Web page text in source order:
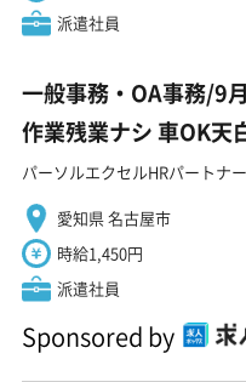
派遣社員
一般事務・OA事務/9
作業残業ナシ 車OK天
パーソルエクセルHRパートナ
愛知県 名古屋市
時給1,450円
派遣社員
Sponsored by